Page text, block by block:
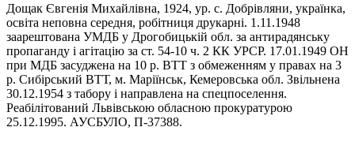
Дощак Євгенія Михайлівна, 1924, ур. с. Добрівляни, українка,
освіта неповна середня, робітниця друкарні. 1.11.1948
заарештована УМДБ у Дрогобицькій обл. за антирадянську
пропаганду і агітацію за ст. 54-10 ч. 2 КК УРСР. 17.01.1949 ОН
при МДБ засуджена на 10 р. ВТТ з обмеженням у правах на 3
р. Сибірський ВТТ, м. Маріїнськ, Кемеровська обл. Звільнена
30.12.1954 з табору і направлена на спецпоселення.
Реабілітований Львівською обласною прокуратурою
25.12.1995. АУСБУЛО, П-37388.